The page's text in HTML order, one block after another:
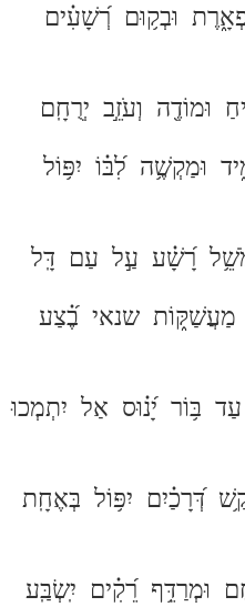
וּבְק֥וּם רְ֝שָׁעִ֗ים
וּמוֹדֶ֖ה וְעֹזֵ֣ב יְרֻחָֽם
וּמַקְשֶׁ֥ה לִ֝בּ֗וֹ יִפּ֥וֹל
רָ֝שָׁ֗ע עַ֣ל עַם דָּֽל
מַעֲשַׁקּ֑וֹת שנאי בֶ֝֗צַע
עַד בּ֥וֹר יָ֝נ֗וּס אַל יִתְמְכוּ
דְּ֝רָכַ֗יִם יִפּ֥וֹל בְּאֶחָֽת
וּמְרַדֵּ֥ף רֵ֝קִ֗ים יִֽשְׂבַּֽע